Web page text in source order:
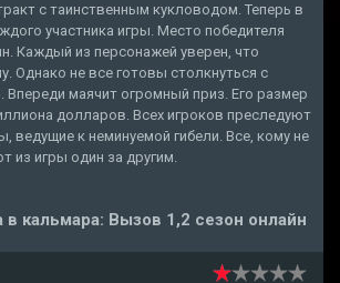
с таинственным кукловодом. Теперь в
участника игры. Место победителя
Каждый из персонажей уверен, что
Однако не все готовы столкнуться с
Впереди маячит огромный приз. Его размер
долларов. Всех игроков преследуют
ведущие к неминуемой гибели. Все, кому не
из игры один за другим.
в кальмара: Вызов 1,2 сезон онлайн